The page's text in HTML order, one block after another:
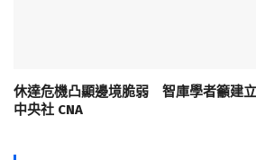
休達危機凸顯邊境脆弱 智庫學者籲建立
中央社 CNA